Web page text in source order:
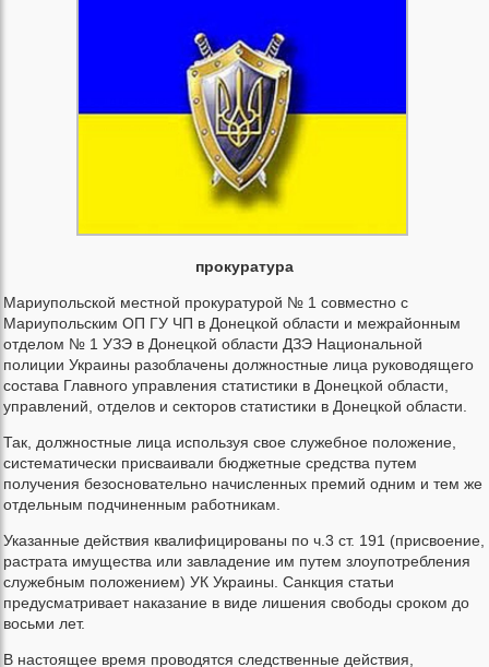
прокуратура
Мариупольской местной прокуратурой № 1 совместно с
Мариупольским ОП ГУ ЧП в Донецкой области и межрайонным
отделом № 1 УЗЭ в Донецкой области ДЗЭ Национальной
полиции Украины разоблачены должностные лица руководящего
состава Главного управления статистики в Донецкой области,
управлений, отделов и секторов статистики в Донецкой области.
Так, должностные лица используя свое служебное положение,
систематически присваивали бюджетные средства путем
получения безосновательно начисленных премий одним и тем же
отдельным подчиненным работникам.
Указанные действия квалифицированы по ч.3 ст. 191 (присвоение,
растрата имущества или завладение им путем злоупотребления
служебным положением) УК Украины. Санкция статьи
предусматривает наказание в виде лишения свободы сроком до
восьми лет.
В настоящее время проводятся следственные действия,